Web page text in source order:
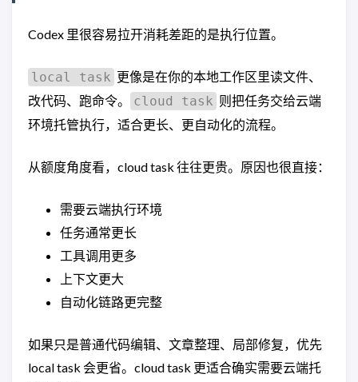
Codex 里很容易拉开消耗差距的是执行位置。
local task 更像是在你的本地工作区里读文件、
改代码、跑命令。
cloud task 则把任务交给云端
环境托管执行，适合更长、更自动化的流程。
从额度角度看，cloud task 往往更贵。原因也很直接：
需要云端执行环境
任务通常更长
工具调用更多
上下文更大
自动化链路更完整
如果只是普通代码编辑、文章整理、局部修复，优先
local task 会更省。cloud task 更适合确实需要云端托